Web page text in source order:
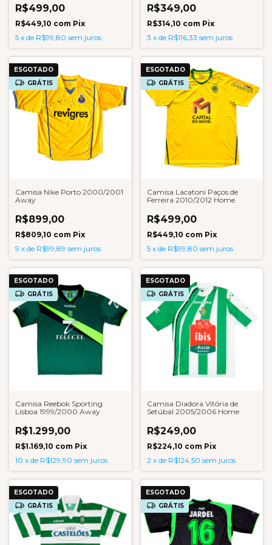
R$499,00
R$449,10 com Pix
5 x de R$99,80 sem juros
R$349,00
R$314,10 com Pix
3 x de R$116,33 sem juros
ESGOTADO
GRÁTIS
Camisa Nike Porto 2000/2001
Away
R$899,00
R$809,10 com Pix
9 x de R$99,89 sem juros
ESGOTADO
GRÁTIS
Camisa Lacatoni Paços de
Ferreira 2010/2012 Home
R$499,00
R$449,10 com Pix
5 x de R$99,80 sem juros
ESGOTADO
GRÁTIS
Camisa Reebok Sporting
Lisboa 1999/2000 Away
R$1.299,00
R$1.169,10 com Pix
10 x de R$129,90 sem juros
ESGOTADO
GRÁTIS
Camisa Diadora Vitória de
Setúbal 2005/2006 Home
R$249,00
R$224,10 com Pix
2 x de R$124,50 sem juros
ESGOTADO
GRÁTIS
ESGOTADO
GRÁTIS